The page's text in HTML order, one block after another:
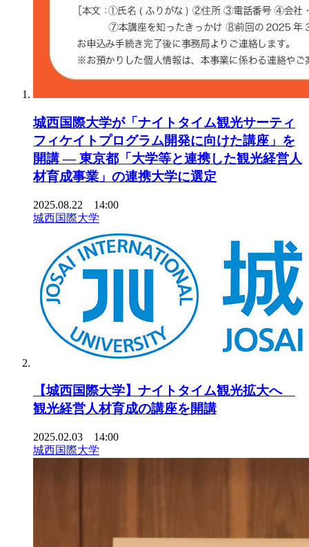
城西国際大学が「ナイトタイム観光サーティ
フィケイトプログラム開発に向けた講座」を
開講 ― 東京都「大学等と連携した観光経営人
材育成事業」の連携大学に選定
2025.08.22 14:00
城西国際大学
【城西国際大学】ナイトタイム観光拡大へ
観光経営人材育成の講座を開講
2025.02.03 14:00
城西国際大学